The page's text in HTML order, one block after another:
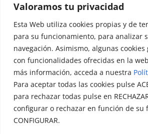
Valoramos tu privacidad
Esta Web utiliza cookies propias y de
para su funcionamiento, para analizar
navegación. Asimismo, algunas
con funcionalidades ofrecidas en la
más información, acceda a nuestra
Para aceptar todas las cookies pulse
para rechazar todas pulse en
configurar o rechazar en función de su
CONFIGURAR.
Ayto. de Talamanca de
C/Fuente del Arca, 19 28160
Jarama (Madrid)
© Todos los derechos reservados.
de Jarama Diseñado y creado por